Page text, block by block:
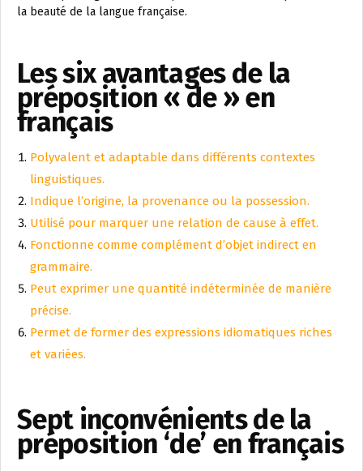
la beauté de la langue française.
Les six avantages de la
préposition « de » en
français
Polyvalent et adaptable dans différents contextes
linguistiques.
Indique l’origine, la provenance ou la possession.
Utilisé pour marquer une relation de cause à effet.
Fonctionne comme complément d’objet indirect en
grammaire.
Peut exprimer une quantité indéterminée de manière
précise.
Permet de former des expressions idiomatiques riches
et variées.
Sept inconvénients de la
préposition ‘de’ en français